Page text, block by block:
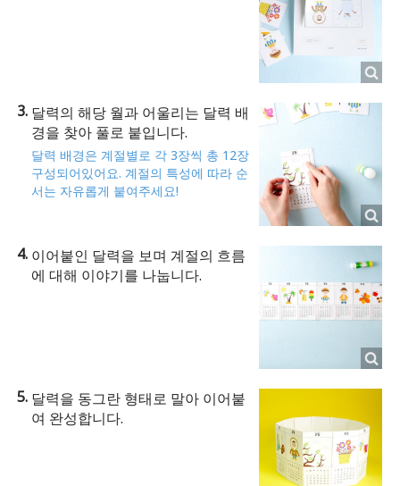
달력의 해당 월과 어울리는 달력 배
경을 찾아 풀로 붙입니다.
달력 배경은 계절별로 각 3장씩 총 12장
구성되어있어요. 계절의 특성에 따라 순
서는 자유롭게 붙여주세요!
이어붙인 달력을 보며 계절의 흐름
에 대해 이야기를 나눕니다.
달력을 동그란 형태로 말아 이어붙
여 완성합니다.